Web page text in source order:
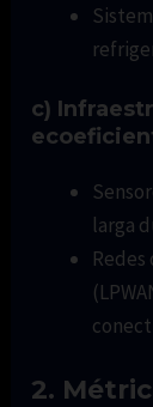
c)
larga
2.